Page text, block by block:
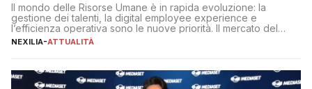
Il mondo delle Risorse Umane è in rapida evoluzione: la
gestione dei talenti, la digital employee experience e
l’efficienza operativa sono le nuove priorità. Il mercato del
lavoro, d’altra parte, è sempre più competitivo con una lotta
NEXILIA-ATTUALITÀ